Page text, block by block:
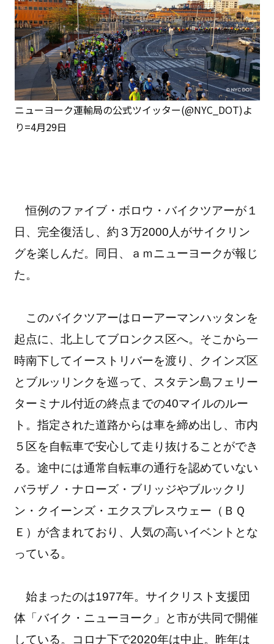
ニューヨーク運輸局の公式ツイッター(@NYC_DOT)よ
り=4月29日
恒例のファイブ・ボロウ・バイクツアーが１
日、完全復活し、約３万2000人がサイクリン
グを楽しんだ。同日、ａｍニューヨークが報じ
た。
このバイクツアーはローアーマンハッタンを
起点に、北上してブロンクス区へ。そこから一
時南下してイーストリバーを渡り、クインズ区
とブルッリンクを巡って、スタテン島フェリー
ターミナル付近の終点までの40マイルのルー
ト。指定された道路からは車を締め出し、市内
５区を自転車で安心して走り抜けることができ
る。途中には通常自転車の通行を認めていない
バラザノ・ナローズ・ブリッジやブルックリ
ン・クイーンズ・エクスプレスウェー（ＢＱ
Ｅ）が含まれており、人気の高いイベントとな
っている。
始まったのは1977年。サイクリスト支援団
体「バイク・ニューヨーク」と市が共同で開催
している。コロナ下で2020年は中止。昨年は